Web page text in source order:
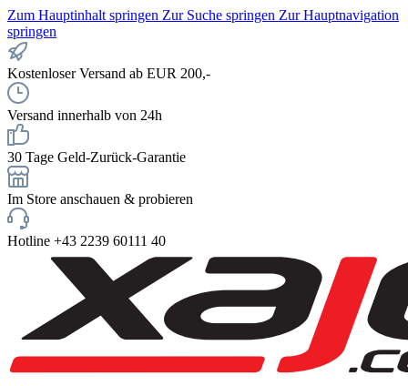
Zum Hauptinhalt springen Zur Suche springen Zur Hauptnavigation
springen
Kostenloser Versand ab EUR 200,-
Versand innerhalb von 24h
30 Tage Geld-Zurück-Garantie
Im Store anschauen & probieren
Hotline +43 2239 60111 40